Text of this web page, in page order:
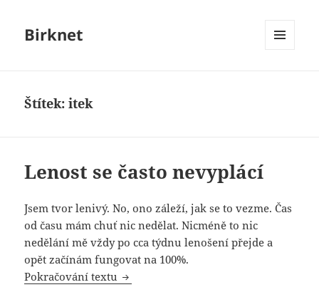
Birknet
Štítek:itek
Lenost se často nevyplácí
Jsem tvor lenivý. No, ono záleží, jak se to vezme. Čas
od času mám chuť nic nedělat. Nicméně to nic
nedělání mě vždy po cca týdnu lenošení přejde a
opět začínám fungovat na 100%.
Pokračování textu Lenost se často nevyplácí